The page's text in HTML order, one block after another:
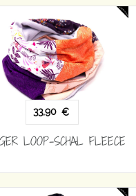
33,90 €
LOOP-SCHAL FLEECE